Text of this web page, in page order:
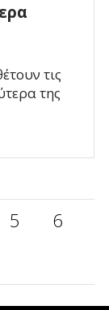
τις
της
5
6